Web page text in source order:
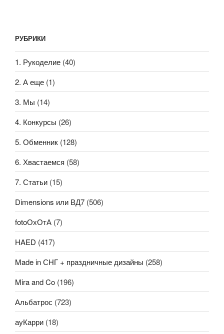
РУБРИКИ
1. Рукоделие (40)
2. А еще (1)
3. Мы (14)
4. Конкурсы (26)
5. Обменник (128)
6. Хвастаемся (58)
7. Статьи (15)
Dimensions или ВД7 (506)
fotoОхОтА (7)
HAED (417)
Made in СНГ + праздничные дизайны (258)
Mira and Co (196)
Альбатрос (723)
ауКарри (18)